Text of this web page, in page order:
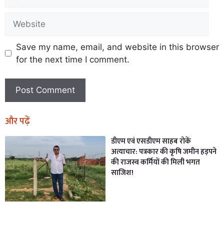
Save my name, email, and website in this browser
for the next time I comment.
और पढ़ें
डीएम एवं एसडीएम साहब रोकें
अत्याचार: पत्रकार की कृषि जमीन हड़पने
की राजस्व कर्मियों की मिली भगत
साजिश!